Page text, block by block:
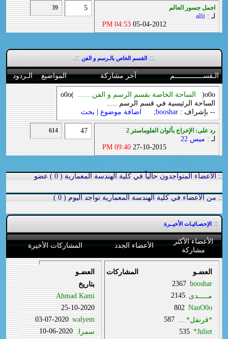
اجمل جسور العالم
لـ :alii
05-04-2012
04:53 PM
5
39
.:: القسم الخاص بالـرسم و الفن ::.
الـقســــــــــــــم آخر مشاركة المواضيع الـردود
o0o( الساحة الخاصة بقسم الرسم و الفن....... )o0o
الساحة الرئيسية في قسم الرسم .....
-- بإشراف :booshar
; اضافة موضوع بحث
رد على: الإخراج بألوان الفلوماستر 2
لـ : ميس 22
27-10-2015
09:40 PM
47
614
:: الأعضاء المتواجدون حالياًُ في كلية الهندسة المعمارية ( 0 ) عضو
:: من الأعضاء في كلية الهندسة المعمارية تواجد اليوم ( 0 )
:: الإحصـائيـات الأخيــرة
الأعضاء الأكثر
مشاركة
الأعضاء الجدد المشاركات الأخيرة
العضـو
المشاركات
booshar
2367
مـــــدى 2145
NanO0o
802
*قرنفل*.... 587
Juliet*
535
العضـو
بتاريخ
Ahmad Kami
25-10-2020
walyem
03-07-2020
سمرا. 10-06-2020